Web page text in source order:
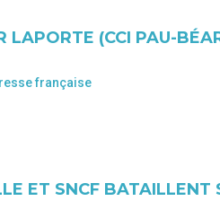
LAPORTE (CCI PAU-
française
ET SNCF BATAILLENT